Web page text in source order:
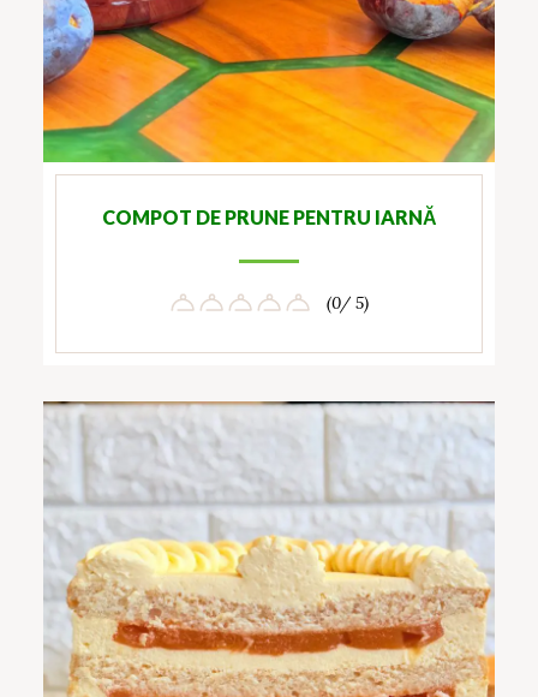
COMPOT DE PRUNE PENTRU IARNĂ
(0/ 5)